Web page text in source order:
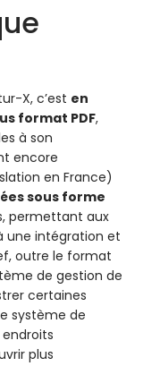
X, c’est en
format PDF,
à son
encore
en France)
sous forme
permettant aux
une intégration et
outre le format
de gestion de
certaines
système de
plus